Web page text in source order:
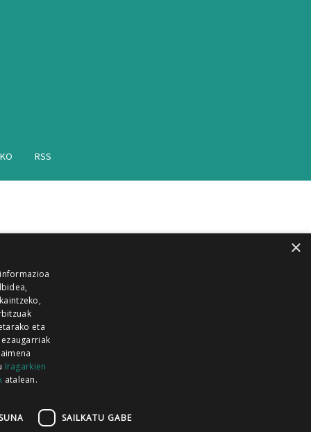
RSS
GUKA
GUKA
ZUMAIA GUKA
×
eta
Iragarkien
atalean.
SAILKATU GABE